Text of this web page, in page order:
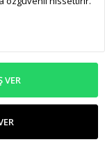
VER